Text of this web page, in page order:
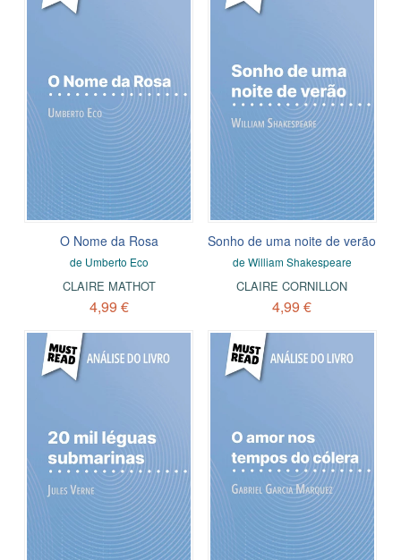
O Nome da Rosa
de Umberto Eco
CLAIRE MATHOT
4,99 €
Sonho de uma noite de verão
de William Shakespeare
CLAIRE CORNILLON
4,99 €